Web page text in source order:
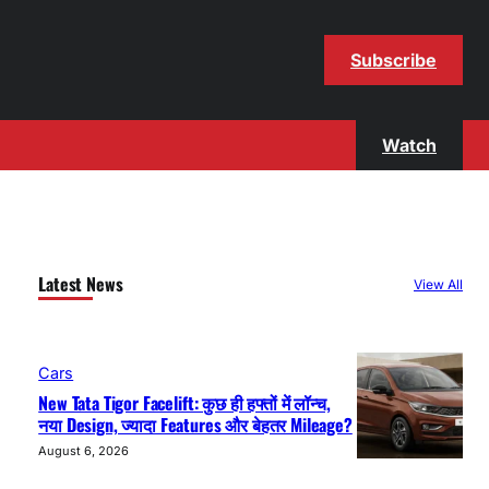
Subscribe
Watch
Latest News View All
Cars
New Tata Tigor Facelift: कुछ ही हफ्तों में लॉन्च,
नया Design, ज्यादा Features और बेहतर Mileage?
August 6, 2026